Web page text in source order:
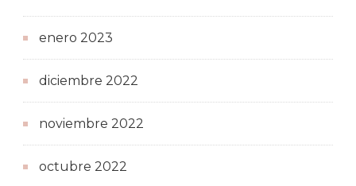
enero 2023
diciembre 2022
noviembre 2022
octubre 2022